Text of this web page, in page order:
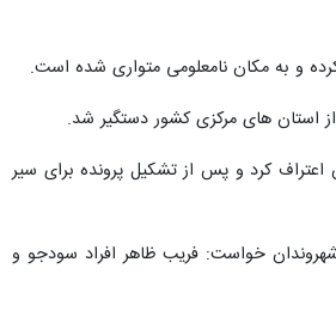
و به مکان نامعلومی متواری شده است.
استان های مرکزی کشور دستگیر شد.
تحقیقات اولیه و پس از مواجهه با مستندات پلیس، به کلاهبرداری از ۱۸۰ نفر به میزان ۱۱۰میلیارد تومان اعتراف کرد و پس از تشکیل پرونده برای سیر
شهروندان خواست: فریب ظاهر افراد سودجو و